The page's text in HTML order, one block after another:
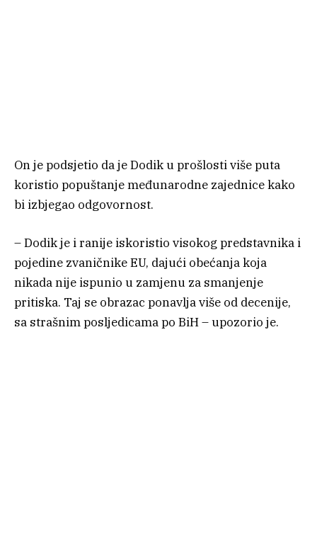
On je podsjetio da je Dodik u prošlosti više puta
koristio popuštanje međunarodne zajednice kako
bi izbjegao odgovornost.
– Dodik je i ranije iskoristio visokog predstavnika i
pojedine zvaničnike EU, dajući obećanja koja
nikada nije ispunio u zamjenu za smanjenje
pritiska. Taj se obrazac ponavlja više od decenije,
sa strašnim posljedicama po BiH – upozorio je.